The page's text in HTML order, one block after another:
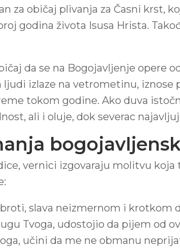
za običaj plivanja za Časni krst,
godina života Isusa Hrista.
da se na Bogojavljenje opere
izlaze na vetrometinu, iznose
tokom godine. Ako duva
ali i oluje, dok severac
vernici izgovaraju molitvu koja
slava neizmernom i krotkom
Tvoga, udostojio da pijem od
učini da me ne obmanu